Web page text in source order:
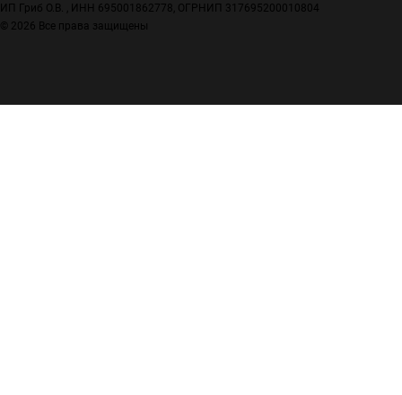
ИП Гриб О.В. , ИНН 695001862778, ОГРНИП 317695200010804
© 2026 Все права защищены